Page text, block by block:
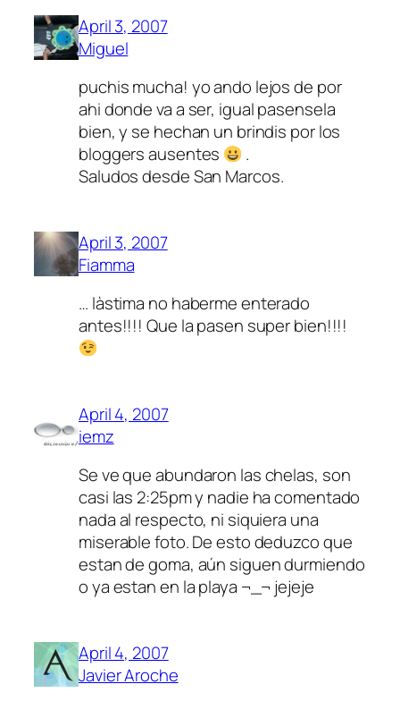
April 3, 2007
Miguel
puchis mucha! yo ando lejos de por
ahi donde va a ser, igual pasensela
bien, y se hechan un brindis por los
bloggers ausentes
.
Saludos desde San Marcos.
April 3, 2007
Fiamma
… làstima no haberme enterado
antes!!!! Que la pasen super bien!!!!
April 4, 2007
iemz
Se ve que abundaron las chelas, son
casi las 2:25pm y nadie ha comentado
nada al respecto, ni siquiera una
miserable foto. De esto deduzco que
estan de goma, aún siguen durmiendo
o ya estan en la playa ¬_¬ jejeje
April 4, 2007
Javier Aroche